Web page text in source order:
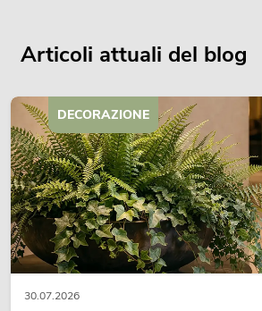
Articoli attuali del blog
30.07.2026
DECORAZIONE